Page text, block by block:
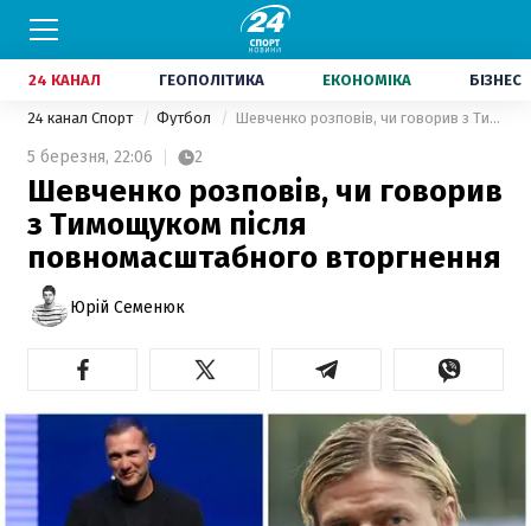
24 КАНАЛ ГЕОПОЛІТИКА ЕКОНОМІКА БІЗНЕС
24 канал Спорт Футбол Шевченко розповів, чи говорив з Тимощуком після повномасштабного вторгнення
5 березня, 22:06 2
Шевченко розповів, чи говорив
з Тимощуком після
повномасштабного вторгнення
Юрій Семенюк